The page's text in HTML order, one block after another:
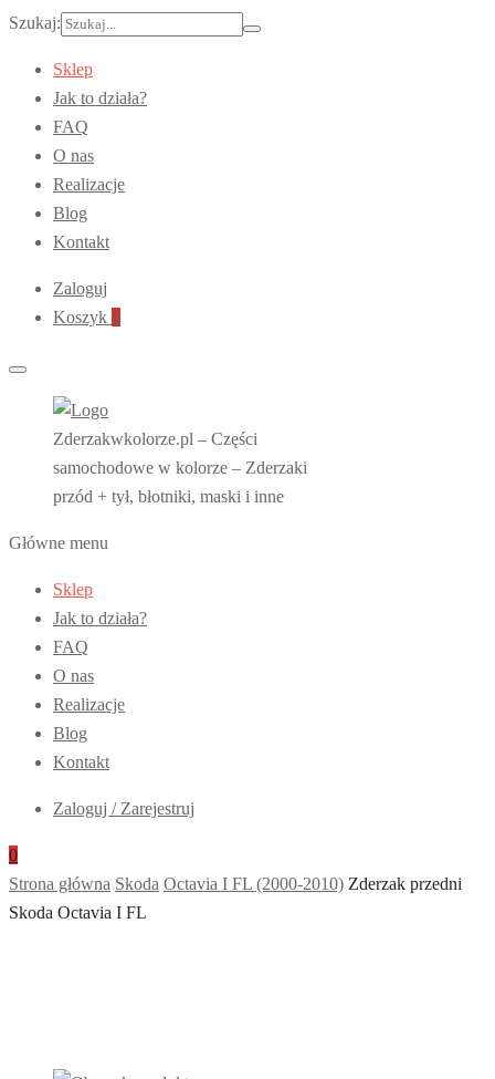
Szukaj:
Sklep
Jak to działa?
FAQ
O nas
Realizacje
Blog
Kontakt
Zaloguj
Koszyk 0
Zderzakwkolorze.pl – Części
samochodowe w kolorze – Zderzaki
przód + tył, błotniki, maski i inne
Główne menu
Sklep
Jak to działa?
FAQ
O nas
Realizacje
Blog
Kontakt
Zaloguj / Zarejestruj
0
Strona główna Skoda Octavia I FL (2000-2010) Zderzak przedni
Skoda Octavia I FL